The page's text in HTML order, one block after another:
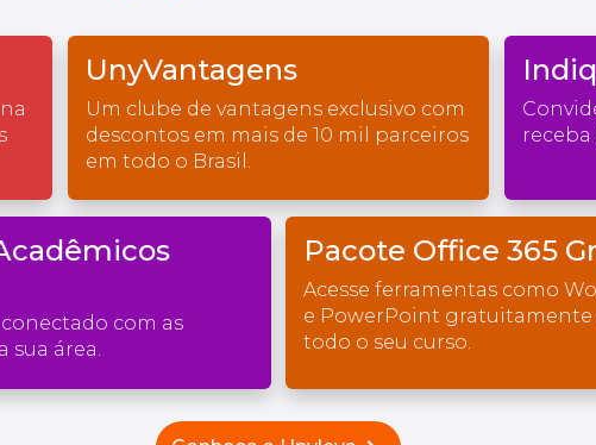
UnyVantagens
Um clube de vantagens exclusivo com
descontos em mais de 10 mil parceiros
em todo o Brasil.
com as
sua área.
Pacote Office 365
Acesse ferramentas como
e PowerPoint
todo o seu curso.